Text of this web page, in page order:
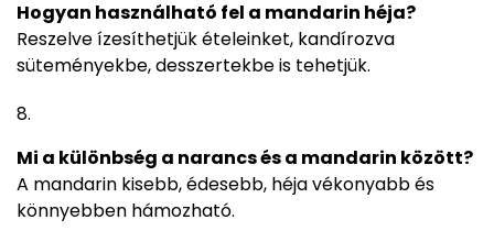
Hogyan használható fel a mandarin héja?
Reszelve ízesíthetjük ételeinket, kandírozva
süteményekbe, desszertekbe is tehetjük.
Mi a különbség a narancs és a mandarin között?
A mandarin kisebb, édesebb, héja vékonyabb és
könnyebben hámozható.